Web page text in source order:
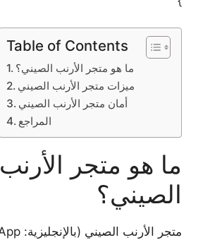
Table of Contents
ما هو متجر الأرنب الصيني؟
ميزات متجر الأرنب الصيني
أمان متجر الأرنب الصيني
المراجع
ما هو متجر الأرنب
الصيني؟